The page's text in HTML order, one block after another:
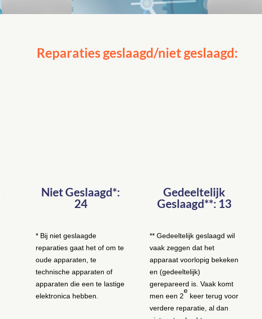
Reparaties geslaagd/niet geslaagd:
Niet Geslaagd*:
24
* Bij niet geslaagde
reparaties gaat het of om te
oude apparaten, te
technische apparaten of
apparaten die een te lastige
elektronica hebben.
Gedeeltelijk
Geslaagd**: 13
** Gedeeltelijk geslaagd wil
vaak zeggen dat het
apparaat voorlopig bekeken
en (gedeeltelijk)
gerepareerd is. Vaak komt
men een 2
e
keer terug voor
verdere reparatie, al dan